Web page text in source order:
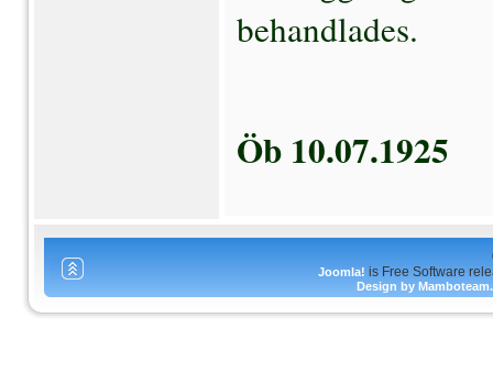
behandlades.
Öb 10.07.1925
Joomla! is Free Software
Design by